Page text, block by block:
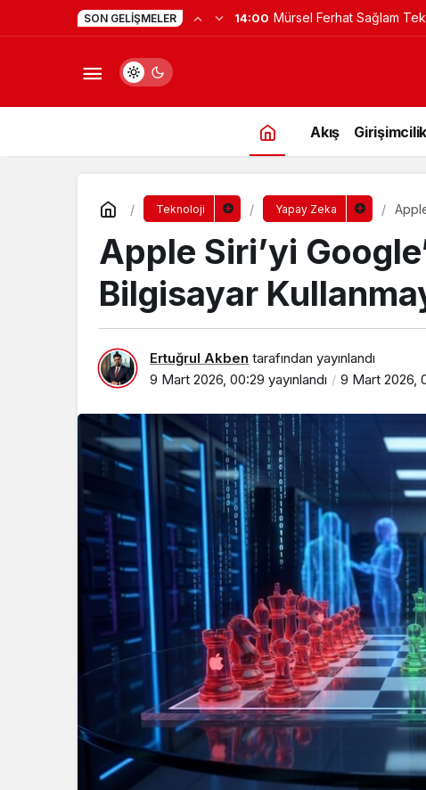
SON GELIŞMELER 0:23 Yapay Zekaya Hangi
Akış Girişimcilik
Teknoloji Yapay Zeka
Apple Siri’yi
Bilgisayar
Ertuğrul Akben tarafından yayınlandı
9 Mart 2026, 00:29 yayınlandı 9 Mart 2026,